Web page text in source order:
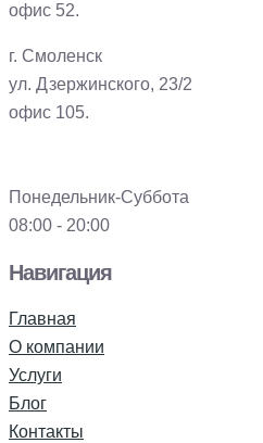
офис 52.
г. Смоленск
ул. Дзержинского, 23/2
офис 105.
Понедельник-Суббота
08:00 - 20:00
Навигация
Главная
О компании
Услуги
Блог
Контакты